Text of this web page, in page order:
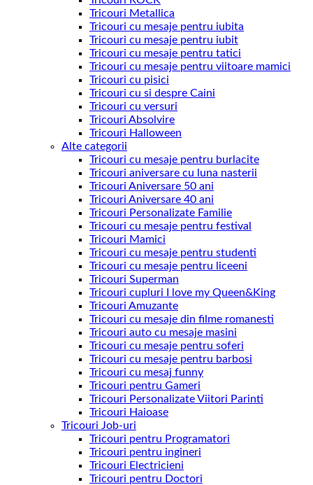
Tricouri Metallica
Tricouri cu mesaje pentru iubita
Tricouri cu mesaje pentru iubit
Tricouri cu mesaje pentru tatici
Tricouri cu mesaje pentru viitoare mamici
Tricouri cu pisici
Tricouri cu si despre Caini
Tricouri cu versuri
Tricouri Absolvire
Tricouri Halloween
Alte categorii
Tricouri cu mesaje pentru burlacite
Tricouri aniversare cu luna nasterii
Tricouri Aniversare 50 ani
Tricouri Aniversare 40 ani
Tricouri Personalizate Familie
Tricouri cu mesaje pentru festival
Tricouri Mamici
Tricouri cu mesaje pentru studenti
Tricouri cu mesaje pentru liceeni
Tricouri Superman
Tricouri cupluri I love my Queen&King
Tricouri Amuzante
Tricouri cu mesaje din filme romanesti
Tricouri auto cu mesaje masini
Tricouri cu mesaje pentru soferi
Tricouri cu mesaje pentru barbosi
Tricouri cu mesaj funny
Tricouri pentru Gameri
Tricouri Personalizate Viitori Parinti
Tricouri Haioase
Tricouri Job-uri
Tricouri pentru Programatori
Tricouri pentru ingineri
Tricouri Electricieni
Tricouri pentru Doctori